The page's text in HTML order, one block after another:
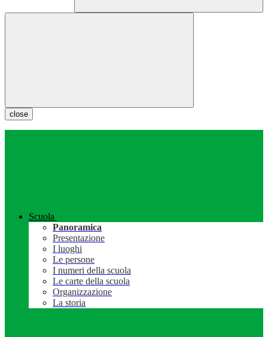
close
Scuola
Panoramica
Presentazione
I luoghi
Le persone
I numeri della scuola
Le carte della scuola
Organizzazione
La storia